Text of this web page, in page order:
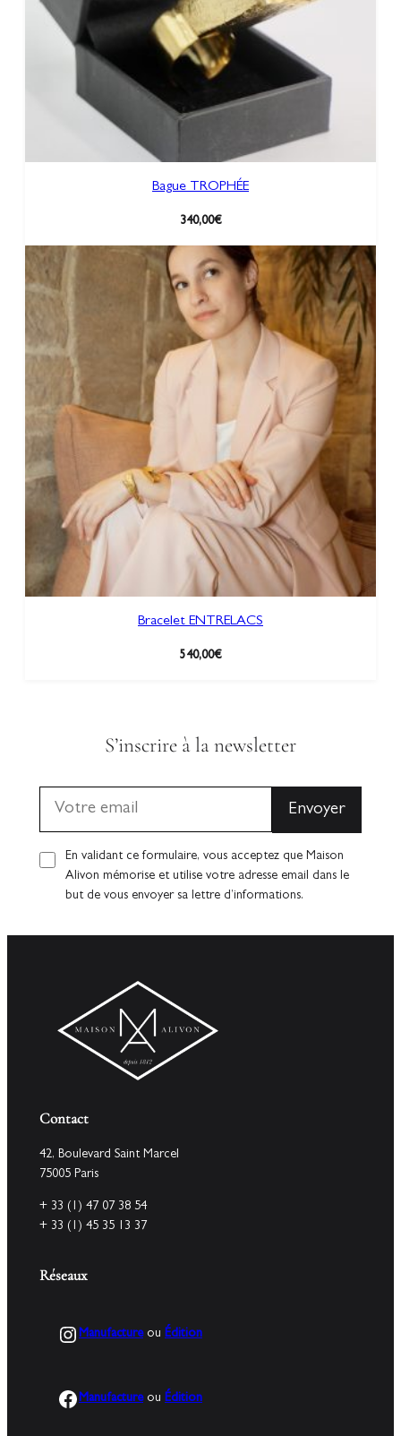
Bague TROPHÉE
340,00€
Bracelet ENTRELACS
540,00€
S’inscrire à la newsletter
En validant ce formulaire, vous acceptez que Maison
Alivon mémorise et utilise votre adresse email dans le
but de vous envoyer sa lettre d’informations.
Contact
42, Boulevard Saint Marcel
75005 Paris
+ 33 (1) 47 07 38 54
+ 33 (1) 45 35 13 37
Réseaux
Instagram
Manufactureou Édition
Facebook
Manufactureou Édition